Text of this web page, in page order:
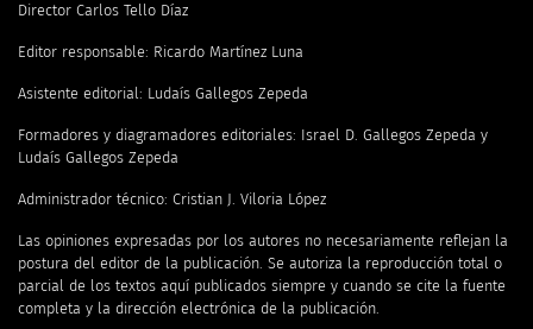
Director Carlos Tello Díaz
Editor responsable: Ricardo Martínez Luna
Asistente editorial: Ludaís Gallegos Zepeda
Formadores y diagramadores editoriales: Israel D. Gallegos Zepeda y
Ludaís Gallegos Zepeda
Administrador técnico: Cristian J. Viloria López
Las opiniones expresadas por los autores no necesariamente reflejan la
postura del editor de la publicación. Se autoriza la reproducción total o
parcial de los textos aquí publicados siempre y cuando se cite la fuente
completa y la dirección electrónica de la publicación.